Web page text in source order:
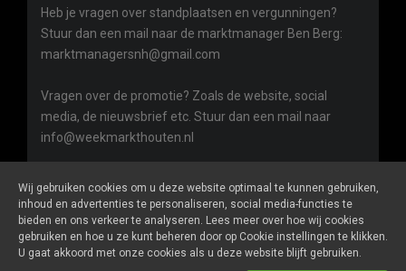
Heb je vragen over standplaatsen en vergunningen?
Stuur dan een mail naar de marktmanager Ben Berg:
marktmanagersnh@gmail.com
Vragen over de promotie? Zoals de website, social
media, de nieuwsbrief etc. Stuur dan een mail naar
info@weekmarkthouten.nl
Weekmarkthouten.nlis een website vanDe Markt Online
Wij gebruiken cookies om u deze website optimaal te kunnen gebruiken,
inhoud en advertenties te personaliseren, social media-functies te
bieden en ons verkeer te analyseren. Lees meer over hoe wij cookies
gebruiken en hoe u ze kunt beheren door op Cookie instellingen te klikken.
U gaat akkoord met onze cookies als u deze website blijft gebruiken.